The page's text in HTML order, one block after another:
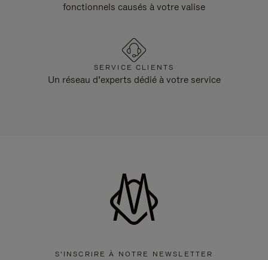
fonctionnels causés à votre valise
SERVICE CLIENTS
Un réseau d’experts dédié à votre service
S'INSCRIRE À NOTRE NEWSLETTER